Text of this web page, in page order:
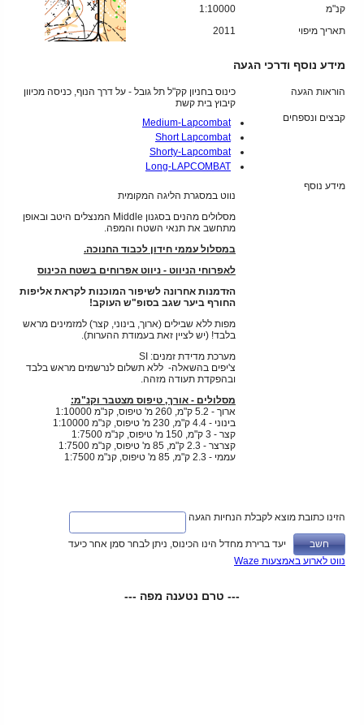
קנ"מ
1:10000
תאריך מיפוי
2011
מידע נוסף ודרכי הגעה
הוראות הגעה
כינוס בחניון קק"ל תל גובל - על דרך הנוף, כניסה מכיוון
קיבוץ בית קשת
קבצים ונספחים
Medium-Lapcombat
Short Lapcombat
Shorty-Lapcombat
Long-LAPCOMBAT
מידע נוסף
נווט במסגרת הליגה המקומית
מסלולים מהנים בסגנון Middle המנצלים היטב ובאופן
מתחשב את תנאי השטח והמפה.
במסלול עממי חידון לכבוד החנוכה.
לאפרוחי הניווט - ניווט אפרוחים בשטח הכינוס
הזדמנות אחרונה לשיפור המוכנות לקראת אליפות
החורף ביער שגב בסופ"ש העוקב!
מפות ללא שבילים (ארוך, בינוני, קצר) למזמינים מראש
בלבד! (יש לציין זאת בעמודת ההערות).
מערכת מדידת זמנים: SI
צ'יפים בהשאלה- ללא תשלום לנרשמים מראש בלבד
ובהפקדת תעודה מזהה.
מסלולים - אורך, טיפוס מצטבר וקנ"מ:
ארוך - 5.2 ק"מ, 260 מ' טיפוס, קנ"מ 1:10000
בינוני - 4.4 ק"מ, 230 מ' טיפוס, קנ"מ 1:10000
קצר - 3 ק"מ, 150 מ' טיפוס, קנ"מ 1:7500
קצרצר - 2.3 ק"מ, 85 מ' טיפוס, קנ"מ 1:7500
עממי - 2.3 ק"מ, 85 מ' טיפוס, קנ"מ 1:7500
הזינו כתובת מוצא לקבלת הנחיות הגעה
יעד ברירת מחדל הינו הכינוס, ניתן לבחר סמן אחר כיעד
נווט לארוע באמצעות Waze
--- טרם נטענה מפה ---